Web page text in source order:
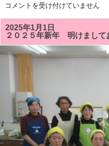
２
の
房
総
太
巻
き
は
「松」
「お
な
様」
を
巻
コメントを受け付けていません
2025年1月1日
２０２５年新年 明けまして